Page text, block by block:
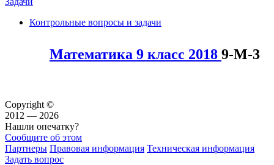
Контрольные вопросы и задачи
Математика 9 класс 2018 9-М-3
Copyright ©
2012 — 2026
Нашли опечатку?
Сообщите об этом
Партнеры Правовая информация Техническая информация
Задать вопрос